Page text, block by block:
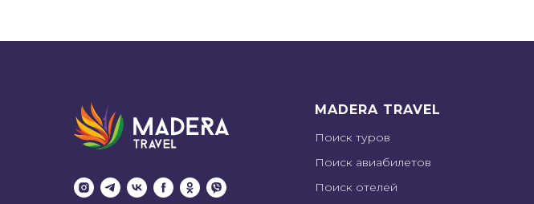
MADERA TRAVEL
Поиск туров
Поиск авиабилетов
Поиск отелей